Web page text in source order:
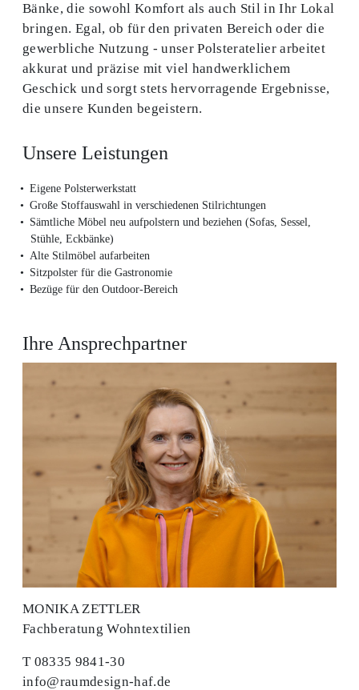
Bänke, die sowohl Komfort als auch Stil in Ihr Lokal
bringen. Egal, ob für den privaten Bereich oder die
gewerbliche Nutzung - unser Polsteratelier arbeitet
akkurat und präzise mit viel handwerklichem
Geschick und sorgt stets hervorragende Ergebnisse,
die unsere Kunden begeistern.
Unsere Leistungen
Eigene Polsterwerkstatt
Große Stoffauswahl in verschiedenen Stilrichtungen
Sämtliche Möbel neu aufpolstern und beziehen (Sofas, Sessel,
Stühle, Eckbänke)
Alte Stilmöbel aufarbeiten
Sitzpolster für die Gastronomie
Bezüge für den Outdoor-Bereich
Ihre Ansprechpartner
MONIKA ZETTLER
Fachberatung Wohntextilien
T 08335 9841-30
info@raumdesign-haf.de